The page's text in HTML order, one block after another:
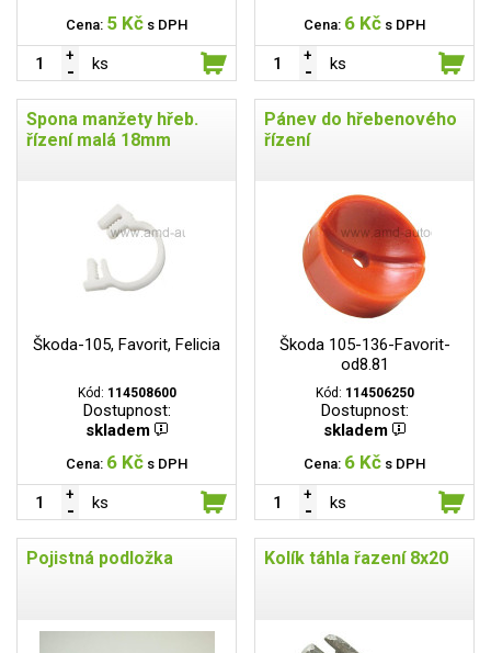
Cena: 5 Kč s DPH
ks
Cena: 6 Kč s DPH
ks
Spona manžety hřeb.
řízení malá 18mm
Škoda-105, Favorit, Felicia
Kód: 114508600
Dostupnost:
skladem
Cena: 6 Kč s DPH
ks
Pánev do hřebenového
řízení
Škoda 105-136-Favorit-
od8.81
Kód: 114506250
Dostupnost:
skladem
Cena: 6 Kč s DPH
ks
Pojistná podložka Kolík táhla řazení 8x20